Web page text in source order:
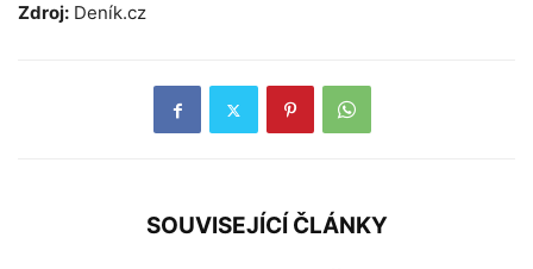
Zdroj: Deník.cz
SOUVISEJÍCÍ ČLÁNKY